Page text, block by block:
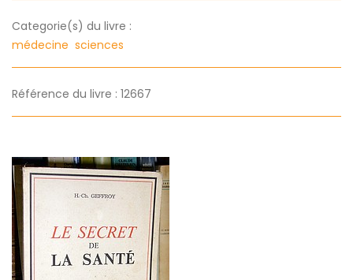
Categorie(s) du livre :
médecine sciences
Référence du livre : 12667